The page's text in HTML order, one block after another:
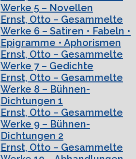
Werke 5 – Novellen
Ernst, Otto – Gesammelte
Werke 6 – Satiren • Fabeln •
Epigramme • Aphorismen
Ernst, Otto – Gesammelte
Werke 7 – Gedichte
Ernst, Otto – Gesammelte
Werke 8 – Bühnen-
Dichtungen 1
Ernst, Otto – Gesammelte
Werke 9 – Bühnen-
Dichtungen 2
Ernst, Otto – Gesammelte